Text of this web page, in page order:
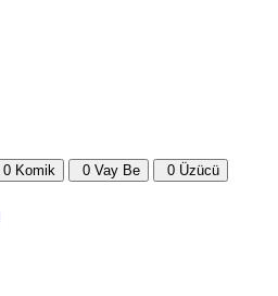
0 Komik 0 Vay Be 0 Üzücü